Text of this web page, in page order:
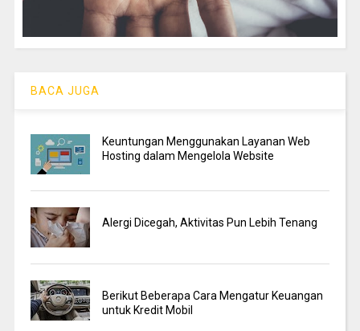
BACA JUGA
Keuntungan Menggunakan Layanan Web
Hosting dalam Mengelola Website
Alergi Dicegah, Aktivitas Pun Lebih Tenang
Berikut Beberapa Cara Mengatur Keuangan
untuk Kredit Mobil